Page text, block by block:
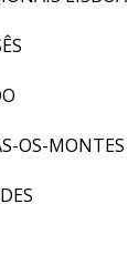
OS-MONTES